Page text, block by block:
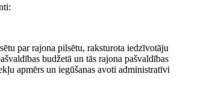
par rajona pilsētu, raksturota iedzīvotāju
budžetā un tās rajona pašvaldības
apmērs un iegūšanas avoti administratīvi